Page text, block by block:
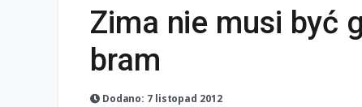
Zima nie musi być
bram
Dodano: 7 listopad 2012